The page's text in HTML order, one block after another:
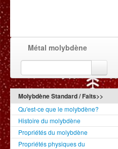
Métal molybdène
Molybdène Standard / Faits>>
Qu'est-ce que le molybdène?
Histoire du molybdène
Propriétés du molybdène
Propriétés physiques du